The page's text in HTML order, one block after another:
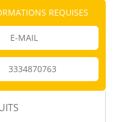
REQUISES
E-MAIL
3334870763